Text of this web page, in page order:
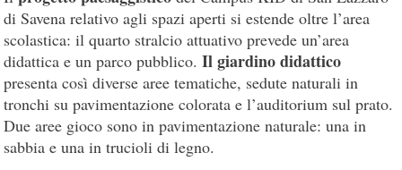
di Savena relativo agli spazi aperti si estende oltre l’area
scolastica: il quarto stralcio attuativo prevede un’area
didattica e un parco pubblico.Il giardino didattico
presenta così diverse aree tematiche, sedute naturali in
tronchi su pavimentazione colorata e l’auditorium sul prato.
Due aree gioco sono in pavimentazione naturale: una in
sabbia e una in trucioli di legno.